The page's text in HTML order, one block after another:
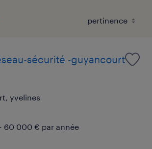
sécurité -guyancourt
yvelines
60 000 € par année